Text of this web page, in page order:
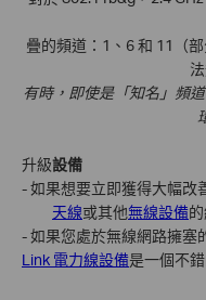
疊的頻道：1、6 和 11（
有時，即使是「知名」頻
升級設備
- 如果想要立即獲得大幅改
天線或其他無線設備
- 如果您處於無線網路擁塞
Link 電力線設備是一個不